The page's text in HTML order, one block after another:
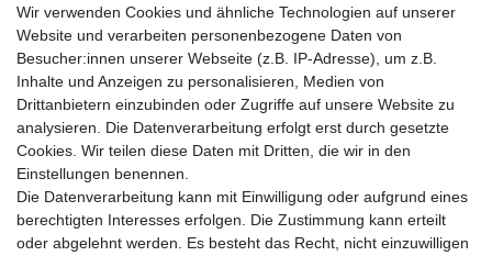
Vertrag widerrufen
Informationen
Datenschutz
Impressum
Wir verschicken klimaneutral mit DPD
Wir verwenden Cookies und ähnliche Technologien auf unserer
Website und verarbeiten personenbezogene Daten von
Besucher:innen unserer Webseite (z.B. IP-Adresse), um z.B.
Inhalte und Anzeigen zu personalisieren, Medien von
Drittanbietern einzubinden oder Zugriffe auf unsere Website zu
analysieren. Die Datenverarbeitung erfolgt erst durch gesetzte
Cookies. Wir teilen diese Daten mit Dritten, die wir in den
Einstellungen benennen.
Die Datenverarbeitung kann mit Einwilligung oder aufgrund eines
berechtigten Interesses erfolgen. Die Zustimmung kann erteilt
oder abgelehnt werden. Es besteht das Recht, nicht einzuwilligen